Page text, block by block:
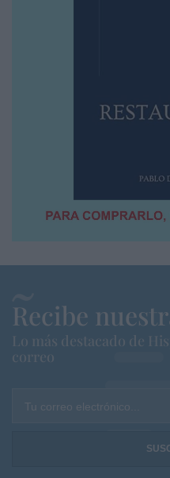
Recibe
Lo más destacado de
correo
Tu correo electrónico...